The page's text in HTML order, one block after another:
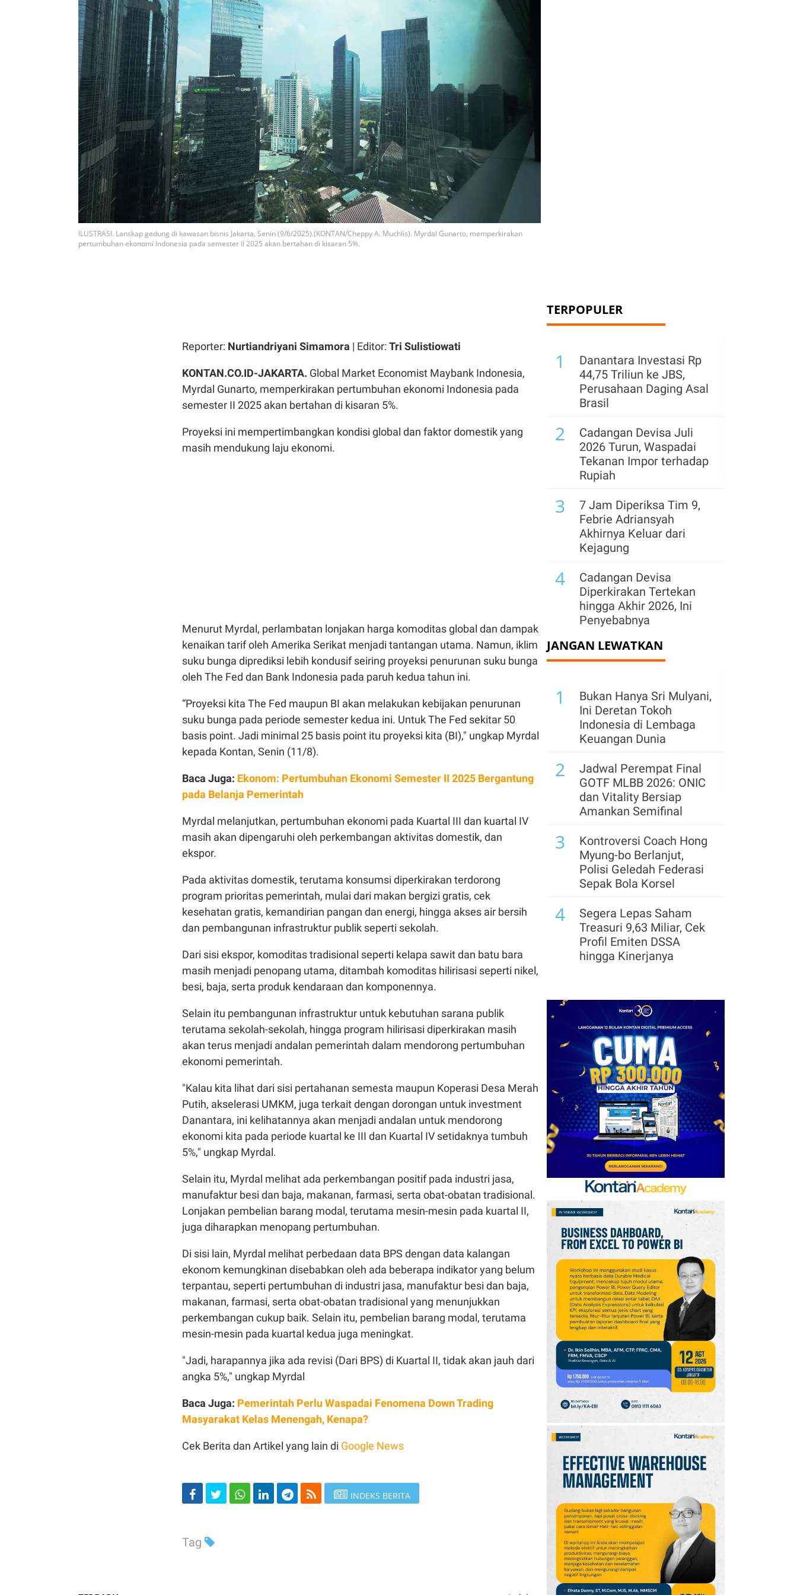
ILUSTRASI. Lanskap gedung di kawasan bisnis Jakarta, Senin (9/6/2025).(KONTAN/Cheppy A. Muchlis). Myrdal Gunarto, memperkirakan
pertumbuhan ekonomi Indonesia pada semester II 2025 akan bertahan di kisaran 5%.
Reporter: Nurtiandriyani Simamora | Editor: Tri Sulistiowati
KONTAN.CO.ID-JAKARTA. Global Market Economist Maybank Indonesia,
Myrdal Gunarto, memperkirakan pertumbuhan ekonomi Indonesia pada
semester II 2025 akan bertahan di kisaran 5%.
Proyeksi ini mempertimbangkan kondisi global dan faktor domestik yang
masih mendukung laju ekonomi.
Menurut Myrdal, perlambatan lonjakan harga komoditas global dan dampak
kenaikan tarif oleh Amerika Serikat menjadi tantangan utama. Namun, iklim
suku bunga diprediksi lebih kondusif seiring proyeksi penurunan suku bunga
oleh The Fed dan Bank Indonesia pada paruh kedua tahun ini.
“Proyeksi kita The Fed maupun BI akan melakukan kebijakan penurunan
suku bunga pada periode semester kedua ini. Untuk The Fed sekitar 50
basis point. Jadi minimal 25 basis point itu proyeksi kita (BI)," ungkap Myrdal
kepada Kontan, Senin (11/8).
Baca Juga: Ekonom: Pertumbuhan Ekonomi Semester II 2025 Bergantung
pada Belanja Pemerintah
Myrdal melanjutkan, pertumbuhan ekonomi pada Kuartal III dan kuartal IV
masih akan dipengaruhi oleh perkembangan aktivitas domestik, dan
ekspor.
Pada aktivitas domestik, terutama konsumsi diperkirakan terdorong
program prioritas pemerintah, mulai dari makan bergizi gratis, cek
kesehatan gratis, kemandirian pangan dan energi, hingga akses air bersih
dan pembangunan infrastruktur publik seperti sekolah.
Dari sisi ekspor, komoditas tradisional seperti kelapa sawit dan batu bara
masih menjadi penopang utama, ditambah komoditas hilirisasi seperti nikel,
besi, baja, serta produk kendaraan dan komponennya.
Selain itu pembangunan infrastruktur untuk kebutuhan sarana publik
terutama sekolah-sekolah, hingga program hilirisasi diperkirakan masih
akan terus menjadi andalan pemerintah dalam mendorong pertumbuhan
ekonomi pemerintah.
"Kalau kita lihat dari sisi pertahanan semesta maupun Koperasi Desa Merah
Putih, akselerasi UMKM, juga terkait dengan dorongan untuk investment
Danantara, ini kelihatannya akan menjadi andalan untuk mendorong
ekonomi kita pada periode kuartal ke III dan Kuartal IV setidaknya tumbuh
5%," ungkap Myrdal.
Selain itu, Myrdal melihat ada perkembangan positif pada industri jasa,
manufaktur besi dan baja, makanan, farmasi, serta obat-obatan tradisional.
Lonjakan pembelian barang modal, terutama mesin-mesin pada kuartal II,
juga diharapkan menopang pertumbuhan.
Di sisi lain, Myrdal melihat perbedaan data BPS dengan data kalangan
ekonom kemungkinan disebabkan oleh ada beberapa indikator yang belum
terpantau, seperti pertumbuhan di industri jasa, manufaktur besi dan baja,
makanan, farmasi, serta obat-obatan tradisional yang menunjukkan
perkembangan cukup baik. Selain itu, pembelian barang modal, terutama
mesin-mesin pada kuartal kedua juga meningkat.
"Jadi, harapannya jika ada revisi (Dari BPS) di Kuartal II, tidak akan jauh dari
angka 5%," ungkap Myrdal
Baca Juga: Pemerintah Perlu Waspadai Fenomena Down Trading
Masyarakat Kelas Menengah, Kenapa?
Cek Berita dan Artikel yang lain di Google News
INDEKS BERITA
Tag
TERPOPULER
1
Danantara Investasi Rp
44,75 Triliun ke JBS,
Perusahaan Daging Asal
Brasil
2
Cadangan Devisa Juli
2026 Turun, Waspadai
Tekanan Impor terhadap
Rupiah
3
7 Jam Diperiksa Tim 9,
Febrie Adriansyah
Akhirnya Keluar dari
Kejagung
4
Cadangan Devisa
Diperkirakan Tertekan
hingga Akhir 2026, Ini
Penyebabnya
5
BGN Pecat 66 Kepala
Dapur MBG Secara Tak
Baru & Buka Kanal Aduan
Bank Dunia Tunjuk Sri
Mulyani Pimpin
Penggalangan Dana
IDA22 Global
Kejagung Cecar Eks
Jampidsus Febrie Lebih
Terkait Kasus TPPU
Peran Febrie Adriansyah
di Kasus TPPU Belum
Kejagung
JANGAN LEWATKAN
1
Bukan Hanya Sri Mulyani,
Ini Deretan Tokoh
Indonesia di Lembaga
Keuangan Dunia
2
Jadwal Perempat Final
GOTF MLBB 2026: ONIC
dan Vitality Bersiap
Amankan Semifinal
3
Kontroversi Coach Hong
Myung-bo Berlanjut,
Polisi Geledah Federasi
Sepak Bola Korsel
4
Segera Lepas Saham
Treasuri 9,63 Miliar, Cek
Profil Emiten DSSA
hingga Kinerjanya
Kerja Sama dengan
Emirates hingga 2033, Ini
Detail Kemitraannya
Klasemen Grup A Piala
AFF 2026: Ini Skenario
Indonesia Lolos ke
Semifinal
7
FIFA Akhirnya Cairkan
Hadiah Timnas Yordania
yang Tertunda 8 Bulan
Promo Alfamart Murah
Banget 7–13 Agustus
2026, Sunlight hingga
Bebelac Diskon
9
Promo JSM Superindo
7–9 Agustus 2026,
Minyak Goreng Rp37.900
hingga Buah Diskon 50%
10 Promo JSM Alfamart 7–
9 Agustus 2026, Minyak
Goreng 2 Liter Mulai
Rp41.500